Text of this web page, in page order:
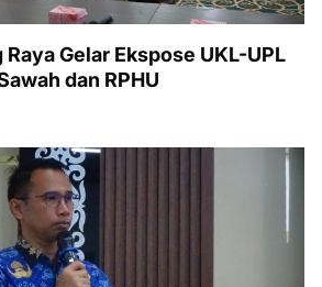
Gelar Ekspose UKL-UPL
dan RPHU